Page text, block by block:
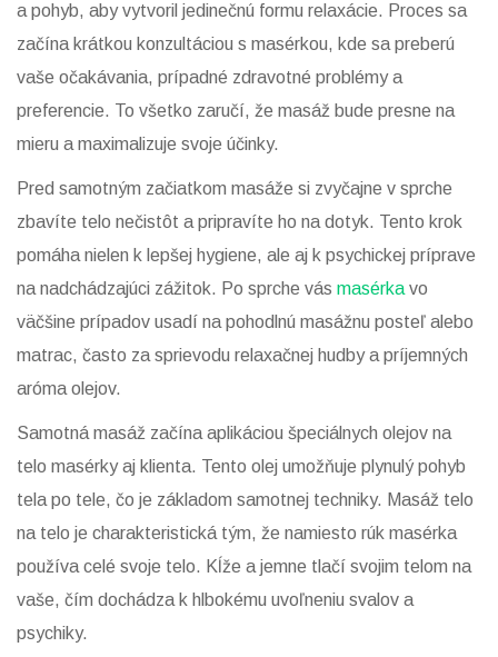
a pohyb, aby vytvoril jedinečnú formu relaxácie. Proces sa
začína krátkou konzultáciou s masérkou, kde sa preberú
vaše očakávania, prípadné zdravotné problémy a
preferencie. To všetko zaručí, že masáž bude presne na
mieru a maximalizuje svoje účinky.
Pred samotným začiatkom masáže si zvyčajne v sprche
zbavíte telo nečistôt a pripravíte ho na dotyk. Tento krok
pomáha nielen k lepšej hygiene, ale aj k psychickej príprave
na nadchádzajúci zážitok. Po sprche vás masérka vo
väčšine prípadov usadí na pohodlnú masážnu posteľ alebo
matrac, často za sprievodu relaxačnej hudby a príjemných
aróma olejov.
Samotná masáž začína aplikáciou špeciálnych olejov na
telo masérky aj klienta. Tento olej umožňuje plynulý pohyb
tela po tele, čo je základom samotnej techniky. Masáž telo
na telo je charakteristická tým, že namiesto rúk masérka
používa celé svoje telo. Kĺže a jemne tlačí svojim telom na
vaše, čím dochádza k hlbokému uvoľneniu svalov a
psychiky.